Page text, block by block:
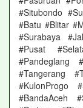
#Situbondo
#Batu #Blitar
#Surabaya
#Pusat
#Pandeglang
#Tangerang
#KulonProgo
#BandaAceh